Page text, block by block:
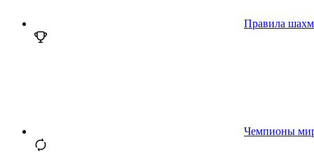
Правила
Чемпионы